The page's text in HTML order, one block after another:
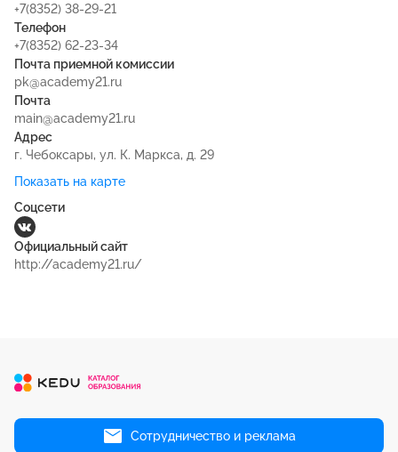
+7(8352) 38-29-21
Телефон
+7(8352) 62-23-34
Почта приемной комиссии
pk@academy21.ru
Почта
main@academy21.ru
Адрес
г. Чебоксары, ул. К. Маркса, д. 29
Показать на карте
Соцсети
Официальный сайт
http://academy21.ru/
Сотрудничество и реклама